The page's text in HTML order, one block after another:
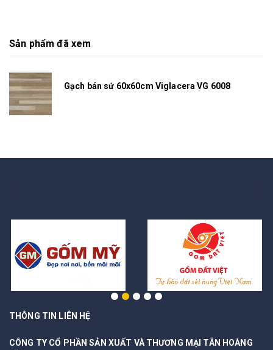
Sản phẩm đã xem
Gạch bán sứ 60x60cm Viglacera VG 6008
THÔNG TIN LIÊN HỆ
CÔNG TY CỔ PHẦN SẢN XUẤT VÀ THƯƠNG MẠI TÂN HOÀNG